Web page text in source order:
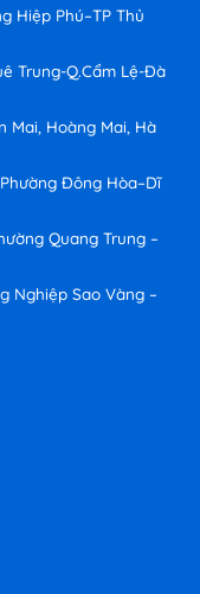
Hiệp Phú–TP Thủ
Trung-Q.Cẩm Lệ-Đà
Mai, Hoàng Mai, Hà
Đông Hòa–Dĩ
Quang Trung –
Nghiệp Sao Vàng –